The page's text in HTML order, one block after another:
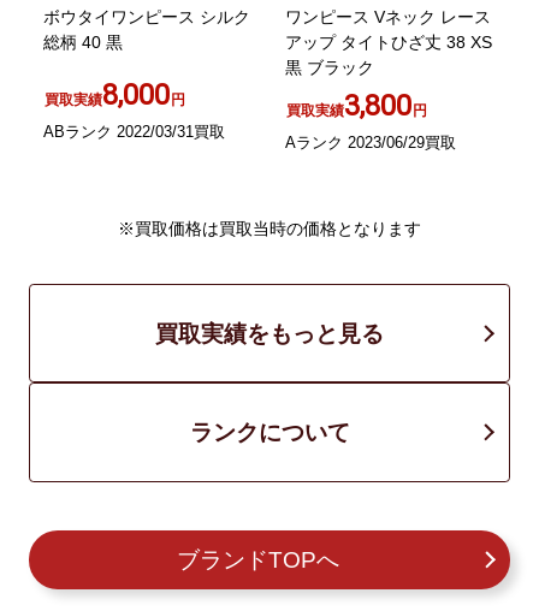
ボウタイワンピース シルク
総柄 40 黒
買取実績8,000円
ABランク 2022/03/31買取
ワンピース Vネック レース
アップ タイトひざ丈 38 XS
黒 ブラック
買取実績3,800円
Aランク 2023/06/29買取
※買取価格は買取当時の価格となります
買取実績をもっと見る
ランクについて
ブランドTOPへ